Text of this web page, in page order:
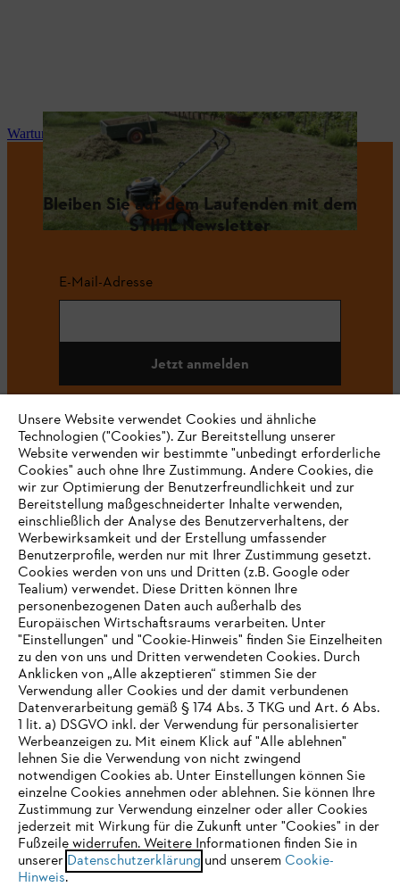
Wartung und Reparatur
Bleiben Sie auf dem Laufenden mit dem
STIHL Newsletter
E-Mail-Adresse
Jetzt anmelden
#STIHL
Unternehmen
Häufig gestellte Fragen
Service
Datenschutzrichtlinien Impressum Cookies
IHR BROWSER WIRD NICHT
UNTERSTÜTZT
Sie nutzen einen Browser, den wir noch nicht unterstützen. Für
eine optimale Nutzung unserer Seite empfehlen wir Ihnen, zu
einem der folgenden Browser zu wechseln:
Unsere Website verwendet Cookies und ähnliche
Technologien ("Cookies"). Zur Bereitstellung unserer
Website verwenden wir bestimmte "unbedingt erforderliche
Cookies" auch ohne Ihre Zustimmung. Andere Cookies, die
wir zur Optimierung der Benutzerfreundlichkeit und zur
Bereitstellung maßgeschneiderter Inhalte verwenden,
einschließlich der Analyse des Benutzerverhaltens, der
Werbewirksamkeit und der Erstellung umfassender
Benutzerprofile, werden nur mit Ihrer Zustimmung gesetzt.
Cookies werden von uns und Dritten (z.B. Google oder
Tealium) verwendet. Diese Dritten können Ihre
personenbezogenen Daten auch außerhalb des
Europäischen Wirtschaftsraums verarbeiten. Unter
"Einstellungen" und "Cookie-Hinweis" finden Sie Einzelheiten
zu den von uns und Dritten verwendeten Cookies. Durch
Anklicken von „Alle akzeptieren“ stimmen Sie der
Verwendung aller Cookies und der damit verbundenen
Datenverarbeitung gemäß § 174 Abs. 3 TKG und Art. 6 Abs.
1 lit. a) DSGVO inkl. der Verwendung für personalisierter
Werbeanzeigen zu. Mit einem Klick auf "Alle ablehnen"
lehnen Sie die Verwendung von nicht zwingend
notwendigen Cookies ab. Unter Einstellungen können Sie
einzelne Cookies annehmen oder ablehnen. Sie können Ihre
Zustimmung zur Verwendung einzelner oder aller Cookies
jederzeit mit Wirkung für die Zukunft unter "Cookies" in der
Fußzeile widerrufen. Weitere Informationen finden Sie in
unserer Datenschutzerklärung und unserem Cookie-
Hinweis.